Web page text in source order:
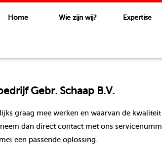
Home Wie zijn wij? Expertise
Gebr. Schaap B.V.
graag mee werken en waarvan de kwaliteit
dan direct contact met ons
een passende oplossing.